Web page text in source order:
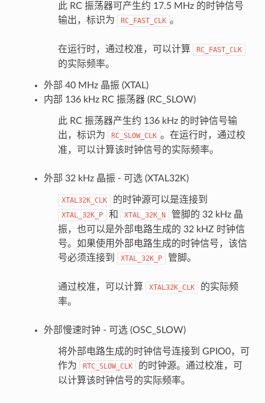
此 RC 振荡器可产生约 17.5 MHz 的时钟信号
输出，标识为
RC_FAST_CLK 。
在运行时，通过校准，可以计算 RC_FAST_CLK
的实际频率。
外部 40 MHz 晶振 (XTAL)
内部 136 kHz RC 振荡器 (RC_SLOW)
此 RC 振荡器产生约 136 kHz 的时钟信号输
出，标识为
RC_SLOW_CLK 。在运行时，通过校
准，可以计算该时钟信号的实际频率。
外部 32 kHz 晶振 - 可选 (XTAL32K)
XTAL32K_CLK 的时钟源可以是连接到
XTAL_32K_P 和 XTAL_32K_N
管脚的 32 kHz 晶
振，也可以是外部电路生成的 32 kHZ 时钟信
号。如果使用外部电路生成的时钟信号，该信
号必须连接到
XTAL_32K_P 管脚。
通过校准，可以计算 XTAL32K_CLK
的实际频
率。
外部慢速时钟 - 可选 (OSC_SLOW)
将外部电路生成的时钟信号连接到 GPIO0，可
作为
RTC_SLOW_CLK
的时钟源。通过校准，可
以计算该时钟信号的实际频率。